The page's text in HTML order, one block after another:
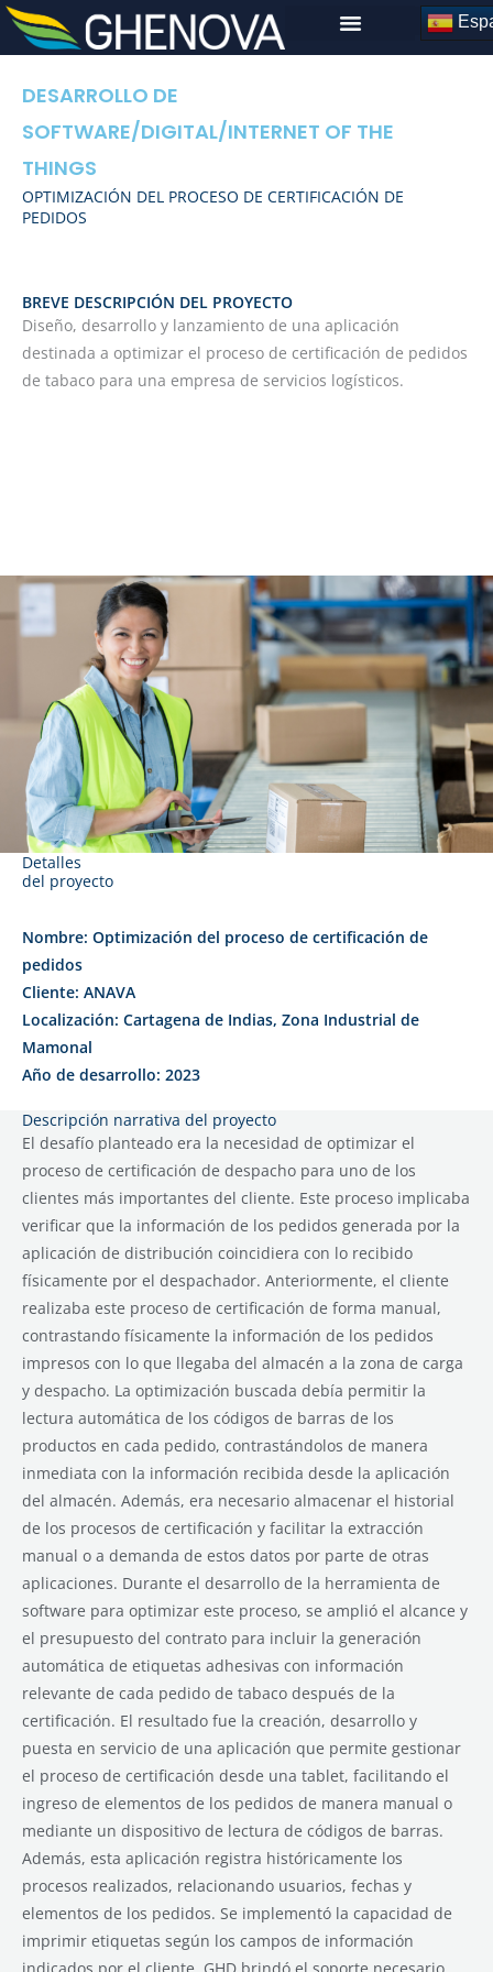
Skip
DESARROLLO DE
SOFTWARE/DIGITAL/INTERNET OF THE
THINGS
OPTIMIZACIÓN DEL PROCESO DE CERTIFICACIÓN DE
PEDIDOS
BREVE DESCRIPCIÓN DEL PROYECTO
Diseño, desarrollo y lanzamiento de una aplicación
destinada a optimizar el proceso de certificación de pedidos
de tabaco para una empresa de servicios logísticos.
Detalles
del proyecto
Nombre: Optimización del proceso de certificación de
pedidos
Cliente: ANAVA
Localización: Cartagena de Indias, Zona Industrial de
Mamonal
Año de desarrollo: 2023
Descripción narrativa del proyecto
El desafío planteado era la necesidad de optimizar el
proceso de certificación de despacho para uno de los
clientes más importantes del cliente. Este proceso implicaba
verificar que la información de los pedidos generada por la
aplicación de distribución coincidiera con lo recibido
físicamente por el despachador. Anteriormente, el cliente
realizaba este proceso de certificación de forma manual,
contrastando físicamente la información de los pedidos
impresos con lo que llegaba del almacén a la zona de carga
y despacho. La optimización buscada debía permitir la
lectura automática de los códigos de barras de los
productos en cada pedido, contrastándolos de manera
inmediata con la información recibida desde la aplicación
del almacén. Además, era necesario almacenar el historial
de los procesos de certificación y facilitar la extracción
manual o a demanda de estos datos por parte de otras
aplicaciones. Durante el desarrollo de la herramienta de
software para optimizar este proceso, se amplió el alcance y
el presupuesto del contrato para incluir la generación
automática de etiquetas adhesivas con información
relevante de cada pedido de tabaco después de la
certificación. El resultado fue la creación, desarrollo y
puesta en servicio de una aplicación que permite gestionar
el proceso de certificación desde una tablet, facilitando el
ingreso de elementos de los pedidos de manera manual o
mediante un dispositivo de lectura de códigos de barras.
Además, esta aplicación registra históricamente los
procesos realizados, relacionando usuarios, fechas y
elementos de los pedidos. Se implementó la capacidad de
imprimir etiquetas según los campos de información